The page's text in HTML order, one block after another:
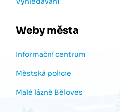
Weby města
Informační centrum
Městská policie
Malé lázně Běloves